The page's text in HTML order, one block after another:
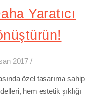
Yaratıcı
2017 /
özel tasarıma sahip
hem estetik şıklığı